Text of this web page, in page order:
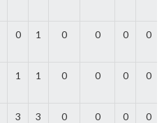
0 1 0 0 0 0
1 1 0 0 0 0
3 3 0 0 0 0